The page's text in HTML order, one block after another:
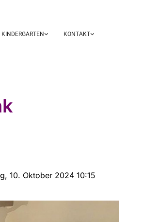
KINDERGARTEN KONTAKT
10. Oktober 2024 10:15